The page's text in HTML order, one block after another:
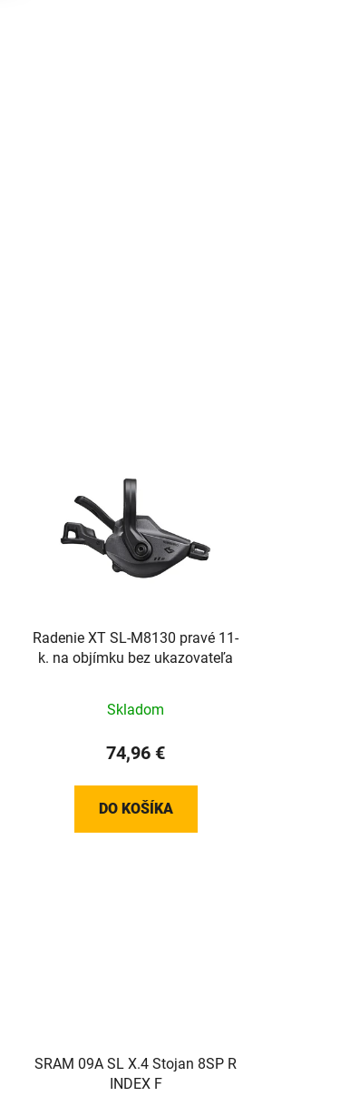
Radenie XT SL-M8130 pravé 11-
k. na objímku bez ukazovateľa
Skladom
74,96 €
DO KOŠÍKA
SRAM 09A SL X.4 Stojan 8SP R
INDEX F